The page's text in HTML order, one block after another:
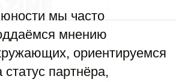
мы часто
мнению
ориентируемся
статус партнёра,